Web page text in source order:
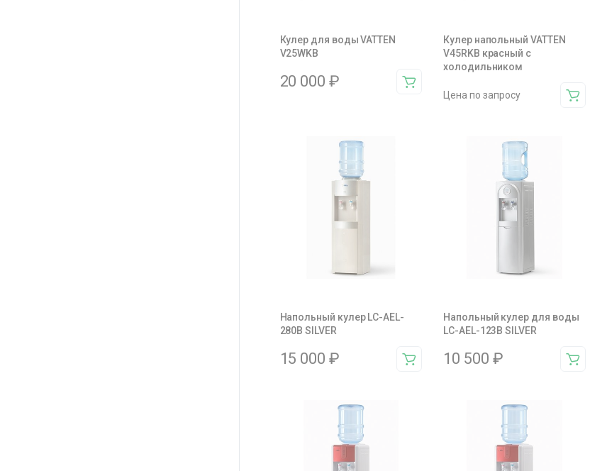
Кулер для воды VATTEN
V25WKB
20 000₽
Кулер напольный VATTEN
V45RKB красный с
холодильником
Цена по запросу
Напольный кулер LC-AEL-
280B SILVER
15 000₽
Напольный кулер для воды
LC-AEL-123B SILVER
10 500 ₽